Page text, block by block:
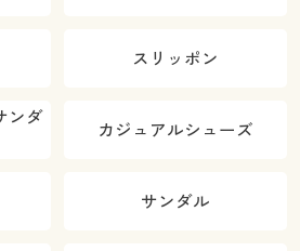
スリッポン
ンダ
カジュアルシューズ
サンダル